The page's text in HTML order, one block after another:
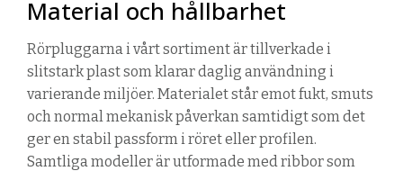
Material och hållbarhet
Rörpluggarna i vårt sortiment är tillverkade i
slitstark plast som klarar daglig användning i
varierande miljöer. Materialet står emot fukt, smuts
och normal mekanisk påverkan samtidigt som det
ger en stabil passform i röret eller profilen.
Samtliga modeller är utformade med ribbor som